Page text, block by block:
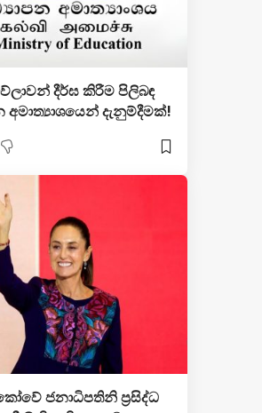
දීර්ඝ කිරීම පිලිබඳ
අමාත්‍යාශයෙන් දැනුම්දීමක්!
ජනාධිපතිනි ප්‍රසිද්ධ